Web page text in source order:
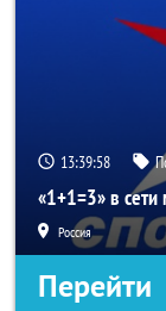
13:39:56
«1+1=3» в сети
Россия
Перейти